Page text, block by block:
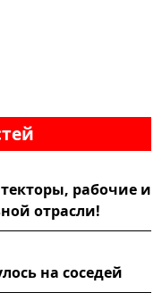
рабочие и
отрасли!
на соседей